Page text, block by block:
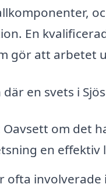
En
gör att arbetet
en svets i
Oavsett om det
en effektiv
ofta